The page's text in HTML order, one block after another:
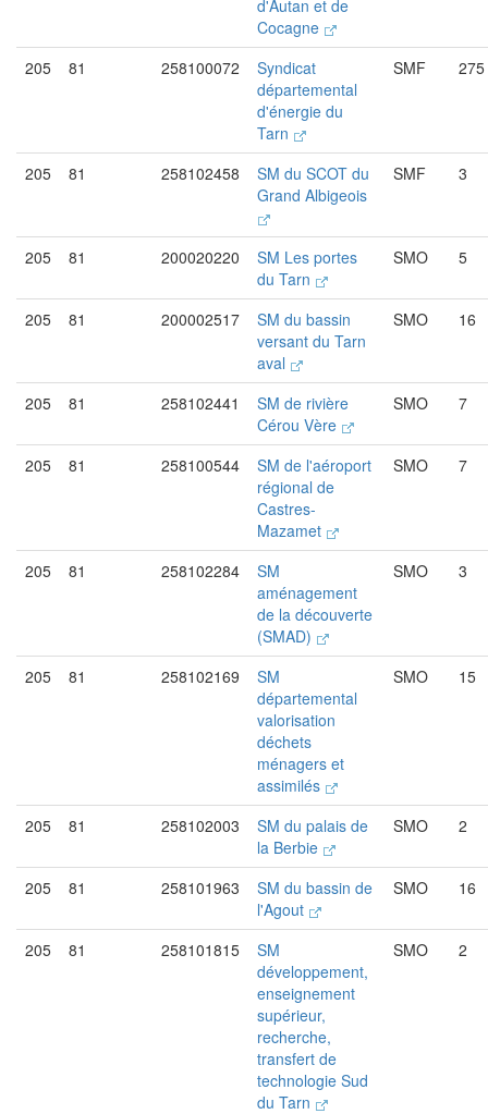
d'Autan et de
Cocagne
205
81 258100072
Syndicat
départemental
d'énergie du
Tarn
SMF 275
205 81 258102458
SM du SCOT du
Grand Albigeois
SMF 3
205 81 200020220
SM Les portes
du Tarn
SMO 5
205 81 200002517
SM du bassin
versant du Tarn
aval
SMO 16
205 81 258102441
SM de rivière
Cérou Vère
SMO 7
205 81 258100544
SM de l'aéroport
régional de
Castres-
Mazamet
SMO 7
205 81 258102284
SM
aménagement
de la découverte
(SMAD)
SMO 3
205 81 258102169
SM
départemental
valorisation
déchets
ménagers et
assimilés
SMO 15
205 81 258102003
SM du palais de
la Berbie
SMO 2
205 81 258101963
SM du bassin de
l'Agout
SMO 16
205 81 258101815
SM
développement,
enseignement
supérieur,
recherche,
transfert de
technologie Sud
du Tarn
SMO 2